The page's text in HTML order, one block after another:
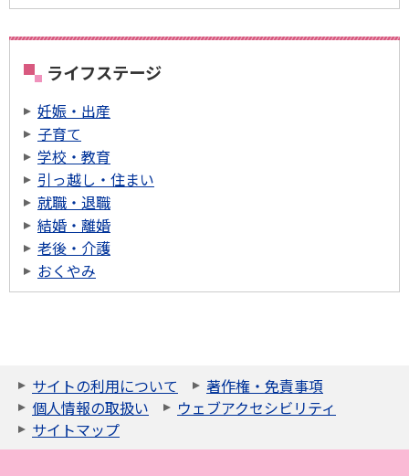
ライフステージ
妊娠・出産
子育て
学校・教育
引っ越し・住まい
就職・退職
結婚・離婚
老後・介護
おくやみ
サイトの利用について
著作権・免責事項
個人情報の取扱い
ウェブアクセシビリティ
サイトマップ